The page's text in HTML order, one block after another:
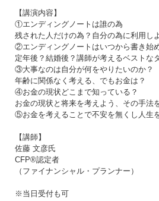
【講演内容】
①エンディングノートは誰の為
残された人だけの為？自分の為に利用し
②エンディングノートはいつから書き始
定年後？結婚後？講師が考えるベストな
③大事なのは自分が何をやりたいのか？
年齢に関係なく考える、でもお金は？
④お金の現状どこまで知っている？
お金の現状と将来を考えよう、その手法
⑤お金を考えることで不安を無くし人生
【講師】
佐藤 文彦氏
CFP®認定者
（ファイナンシャル・プランナー）
※当日受付も可